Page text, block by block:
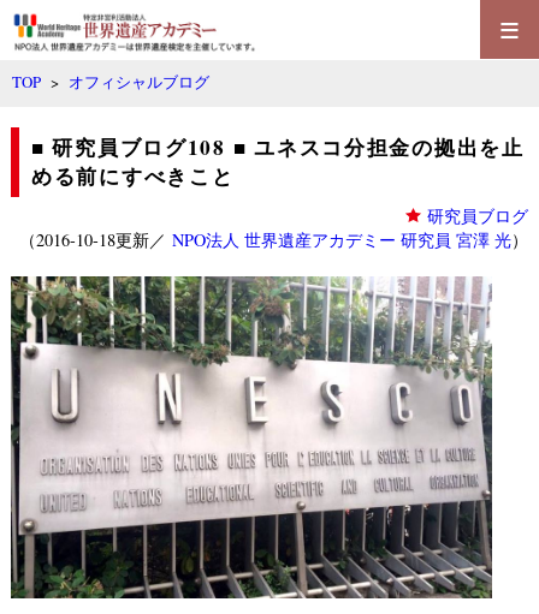
≡
TOP > オフィシャルブログ
■ 研究員ブログ108 ■ ユネスコ分担金の拠出を止
める前にすべきこと
研究員ブログ
（2016-10-18更新／ NPO法人 世界遺産アカデミー 研究員 宮澤 光）